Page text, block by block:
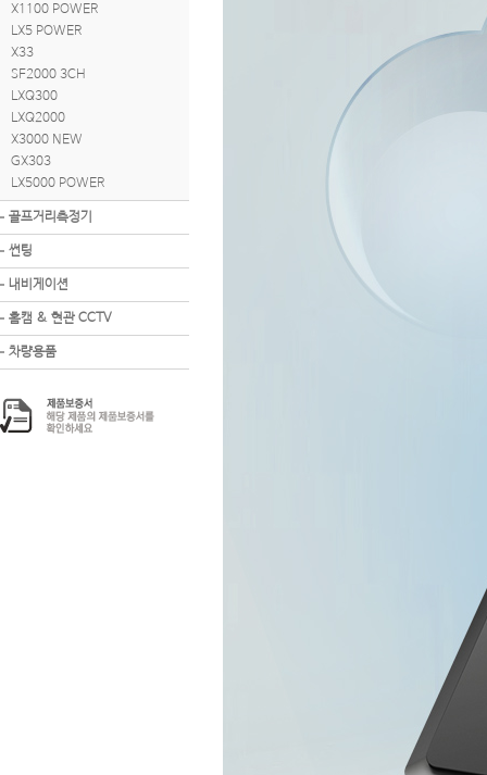
X1100 POWER
LX5 POWER
X33
SF2000 3CH
LXQ300
LXQ2000
X3000 NEW
GX303
LX5000 POWER
골프거리측정기
썬팅
내비게이션
홈캠 & 현관 CCTV
차량용품